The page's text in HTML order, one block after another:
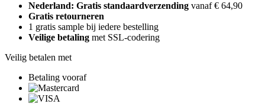
Nederland: Gratis standaardverzending vanaf € 64,90
Gratis retourneren
1 gratis sample bij iedere bestelling
Veilige betaling met SSL-codering
Veilig betalen met
Betaling vooraf